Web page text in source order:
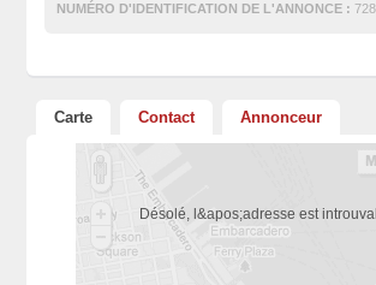
NUMÉRO D'IDENTIFICATION DE L'ANNONCE :
Carte Contact Annonceur
Désolé, l&apos;adresse est